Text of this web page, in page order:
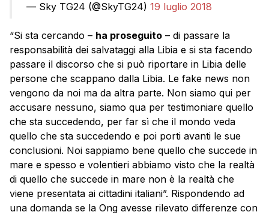
— Sky TG24 (@SkyTG24) 19 luglio 2018
“Si sta cercando – ha proseguito – di passare la
responsabilità dei salvataggi alla Libia e si sta facendo
passare il discorso che si può riportare in Libia delle
persone che scappano dalla Libia. Le fake news non
vengono da noi ma da altra parte. Non siamo qui per
accusare nessuno, siamo qua per testimoniare quello
che sta succedendo, per far sì che il mondo veda
quello che sta succedendo e poi porti avanti le sue
conclusioni. Noi sappiamo bene quello che succede in
mare e spesso e volentieri abbiamo visto che la realtà
di quello che succede in mare non è la realtà che
viene presentata ai cittadini italiani”. Rispondendo ad
una domanda se la Ong avesse rilevato differenze con